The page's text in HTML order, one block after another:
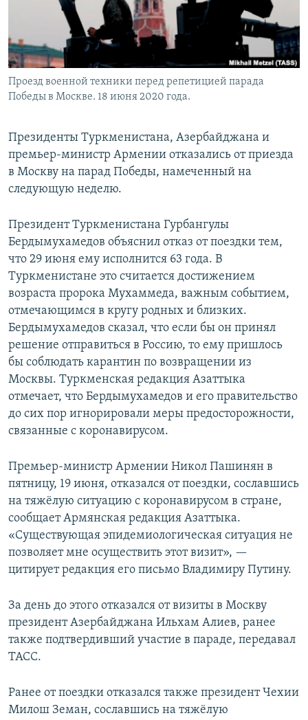
Проезд военной техники перед репетицией парада
Победы в Москве. 18 июня 2020 года.
Президенты Туркменистана, Азербайджана и
премьер-министр Армении отказались от приезда
в Москву на парад Победы, намеченный на
следующую неделю.
Президент Туркменистана Гурбангулы
Бердымухамедов объяснил отказ от поездки тем,
что 29 июня ему исполнится 63 года. В
Туркменистане это считается достижением
возраста пророка Мухаммеда, важным событием,
отмечающимся в кругу родных и близких.
Бердымухамедов сказал, что если бы он принял
решение отправиться в Россию, то ему пришлось
бы соблюдать карантин по возвращении из
Москвы. Туркменская редакция Азаттыка
отмечает, что Бердымухамедов и его правительство
до сих пор игнорировали меры предосторожности,
связанные с коронавирусом.
Премьер-министр Армении Никол Пашинян в
пятницу, 19 июня, отказался от поездки, сославшись
на тяжёлую ситуацию с коронавирусом в стране,
сообщает Армянская редакция Азаттыка.
«Существующая эпидемиологическая ситуация не
позволяет мне осуществить этот визит», —
цитирует редакция его письмо Владимиру Путину.
За день до этого отказался от визиты в Москву
президент Азербайджана Ильхам Алиев, ранее
также подтвердивший участие в параде, передавал
ТАСС.
Ранее от поездки отказался также президент Чехии
Милош Земан, сославшись на тяжёлую